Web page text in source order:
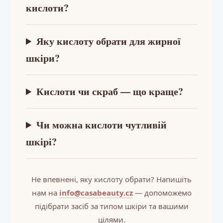
кислоти?
Яку кислоту обрати для жирної
шкіри?
Кислоти чи скраб — що краще?
Чи можна кислоти чутливій
шкірі?
Не впевнені, яку кислоту обрати? Напишіть
нам на info@casabeauty.cz— допоможемо
підібрати засіб за типом шкіри та вашими
цілями.